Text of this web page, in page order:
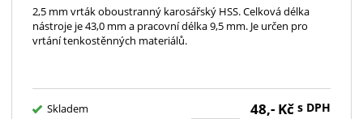
2,5 mm vrták oboustranný karosářský HSS. Celková délka
nástroje je 43,0 mm a pracovní délka 9,5 mm. Je určen pro
vrtání tenkostěnných materiálů.
Skladem 48,- Kč s DPH